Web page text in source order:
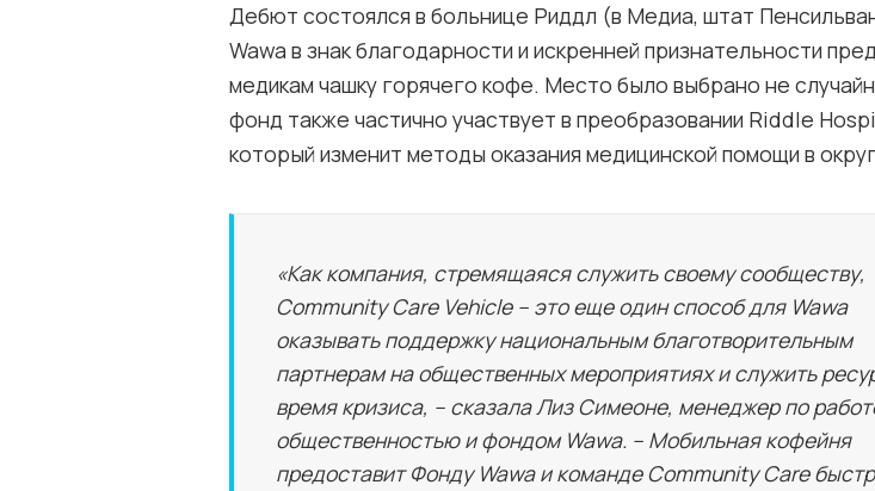
Дебют состоялся в больнице Риддл (в Медиа, штат
Wawa в знак благодарности и искренней признательности
медикам чашку горячего кофе. Место было выбрано не
фонд также частично участвует в преобразовании Riddle
который изменит методы оказания медицинской помощи в
«Как компания, стремящаяся служить своему сообществу,
Community Care Vehicle – это еще один способ для Wawa
оказывать поддержку национальным благотворительным
партнерам на общественных мероприятиях и служить
время кризиса, – сказала Лиз Симеоне, менеджер по
общественностью и фондом Wawa. – Мобильная кофейня
предоставит Фонду Wawa и команде Community Care